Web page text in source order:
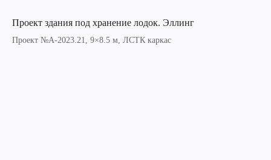
Проект здания под хранение лодок. Эллинг
Проект №A-2023.21, 9×8.5 м, ЛСТК каркас